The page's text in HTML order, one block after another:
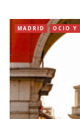
MADRID OCIO Y